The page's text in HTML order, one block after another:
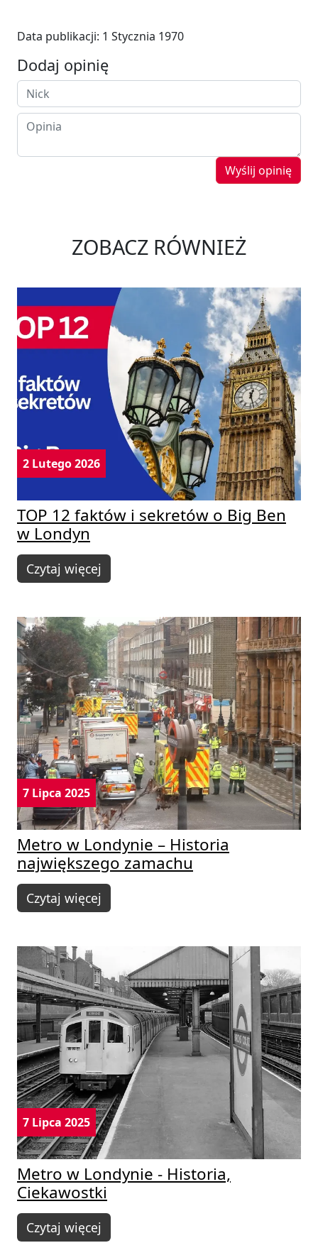
Data publikacji: 1 Stycznia 1970
Dodaj opinię
Wyślij opinię
ZOBACZ RÓWNIEŻ
2 Lutego 2026
TOP 12 faktów i sekretów o Big Ben
w Londyn
Czytaj więcej
7 Lipca 2025
Metro w Londynie – Historia
największego zamachu
Czytaj więcej
7 Lipca 2025
Metro w Londynie - Historia,
Ciekawostki
Czytaj więcej